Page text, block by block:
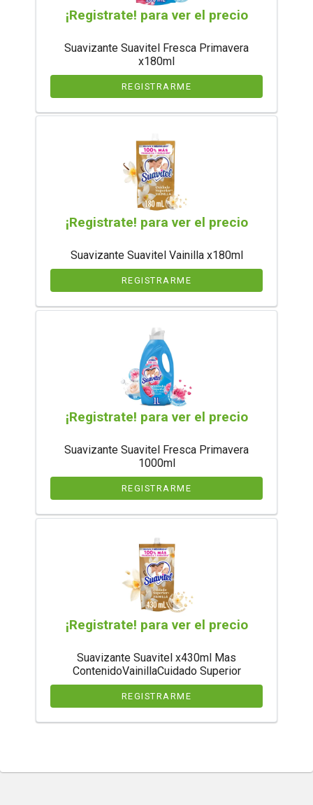
¡Registrate! para ver el precio
Suavizante Suavitel Fresca Primavera
x180ml
REGISTRARME
¡Registrate! para ver el precio
Suavizante Suavitel Vainilla x180ml
REGISTRARME
¡Registrate! para ver el precio
Suavizante Suavitel Fresca Primavera
1000ml
REGISTRARME
¡Registrate! para ver el precio
Suavizante Suavitel x430ml Mas
ContenidoVainillaCuidado Superior
REGISTRARME